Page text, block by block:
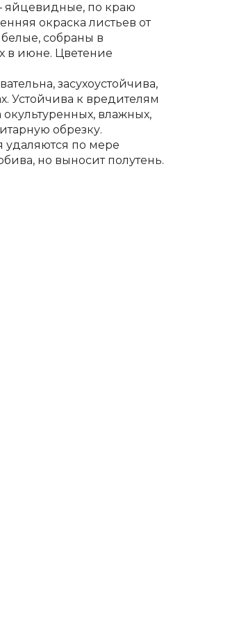
яйцевидные, по краю
окраска листьев от
собраны в
в июне. Цветение
засухоустойчива,
Устойчива к вредителям
влажных,
обрезку.
удаляются по мере
но выносит полутень.